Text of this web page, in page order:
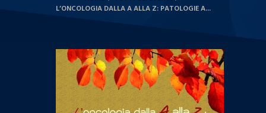
L’ONCOLOGIA DALLA A ALLA Z: PATOLOGIE A...